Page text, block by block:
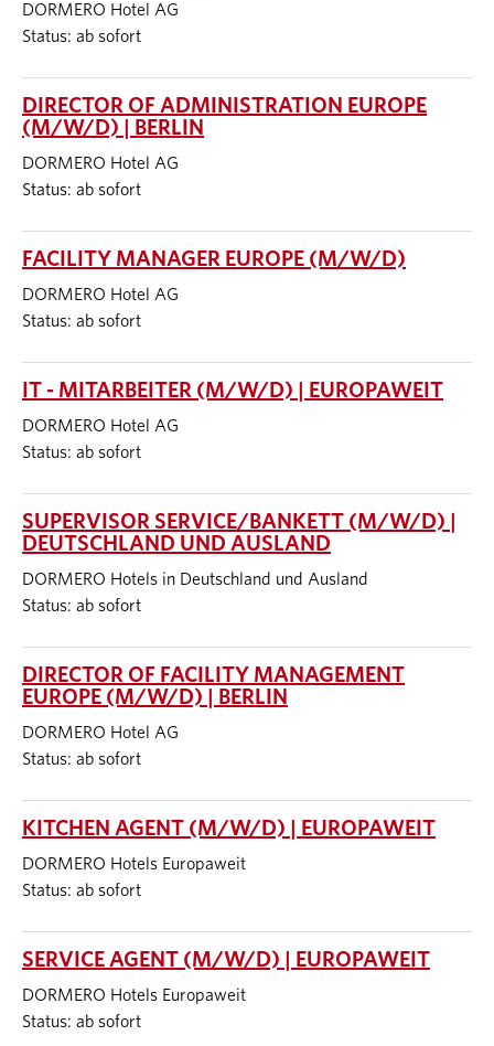
DORMERO Hotel AG
Status: ab sofort
DIRECTOR OF ADMINISTRATION EUROPE
(M/W/D) | BERLIN
DORMERO Hotel AG
Status: ab sofort
FACILITY MANAGER EUROPE (M/W/D)
DORMERO Hotel AG
Status: ab sofort
IT - MITARBEITER (M/W/D) | EUROPAWEIT
DORMERO Hotel AG
Status: ab sofort
SUPERVISOR SERVICE/BANKETT (M/W/D) |
DEUTSCHLAND UND AUSLAND
DORMERO Hotels in Deutschland und Ausland
Status: ab sofort
DIRECTOR OF FACILITY MANAGEMENT
EUROPE (M/W/D) | BERLIN
DORMERO Hotel AG
Status: ab sofort
KITCHEN AGENT (M/W/D) | EUROPAWEIT
DORMERO Hotels Europaweit
Status: ab sofort
SERVICE AGENT (M/W/D) | EUROPAWEIT
DORMERO Hotels Europaweit
Status: ab sofort